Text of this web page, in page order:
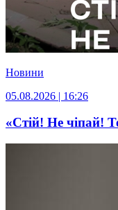
Новини
05.08.2026 | 16:26
«Стій! Не чіпай!